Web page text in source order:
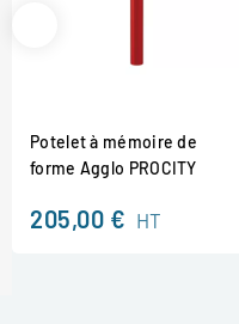
Potelet à mémoire de
forme Agglo PROCITY
205,00 € HT